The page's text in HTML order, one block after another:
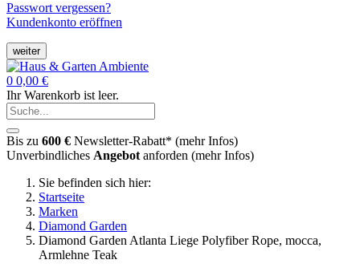
Passwort vergessen?
Kundenkonto eröffnen
weiter
0 0,00 €
Ihr Warenkorb ist leer.
Bis zu 600 € Newsletter-Rabatt* (mehr Infos)
Unverbindliches Angebot anforden (mehr Infos)
Sie befinden sich hier:
Startseite
Marken
Diamond Garden
Diamond Garden Atlanta Liege Polyfiber Rope, mocca,
Armlehne Teak